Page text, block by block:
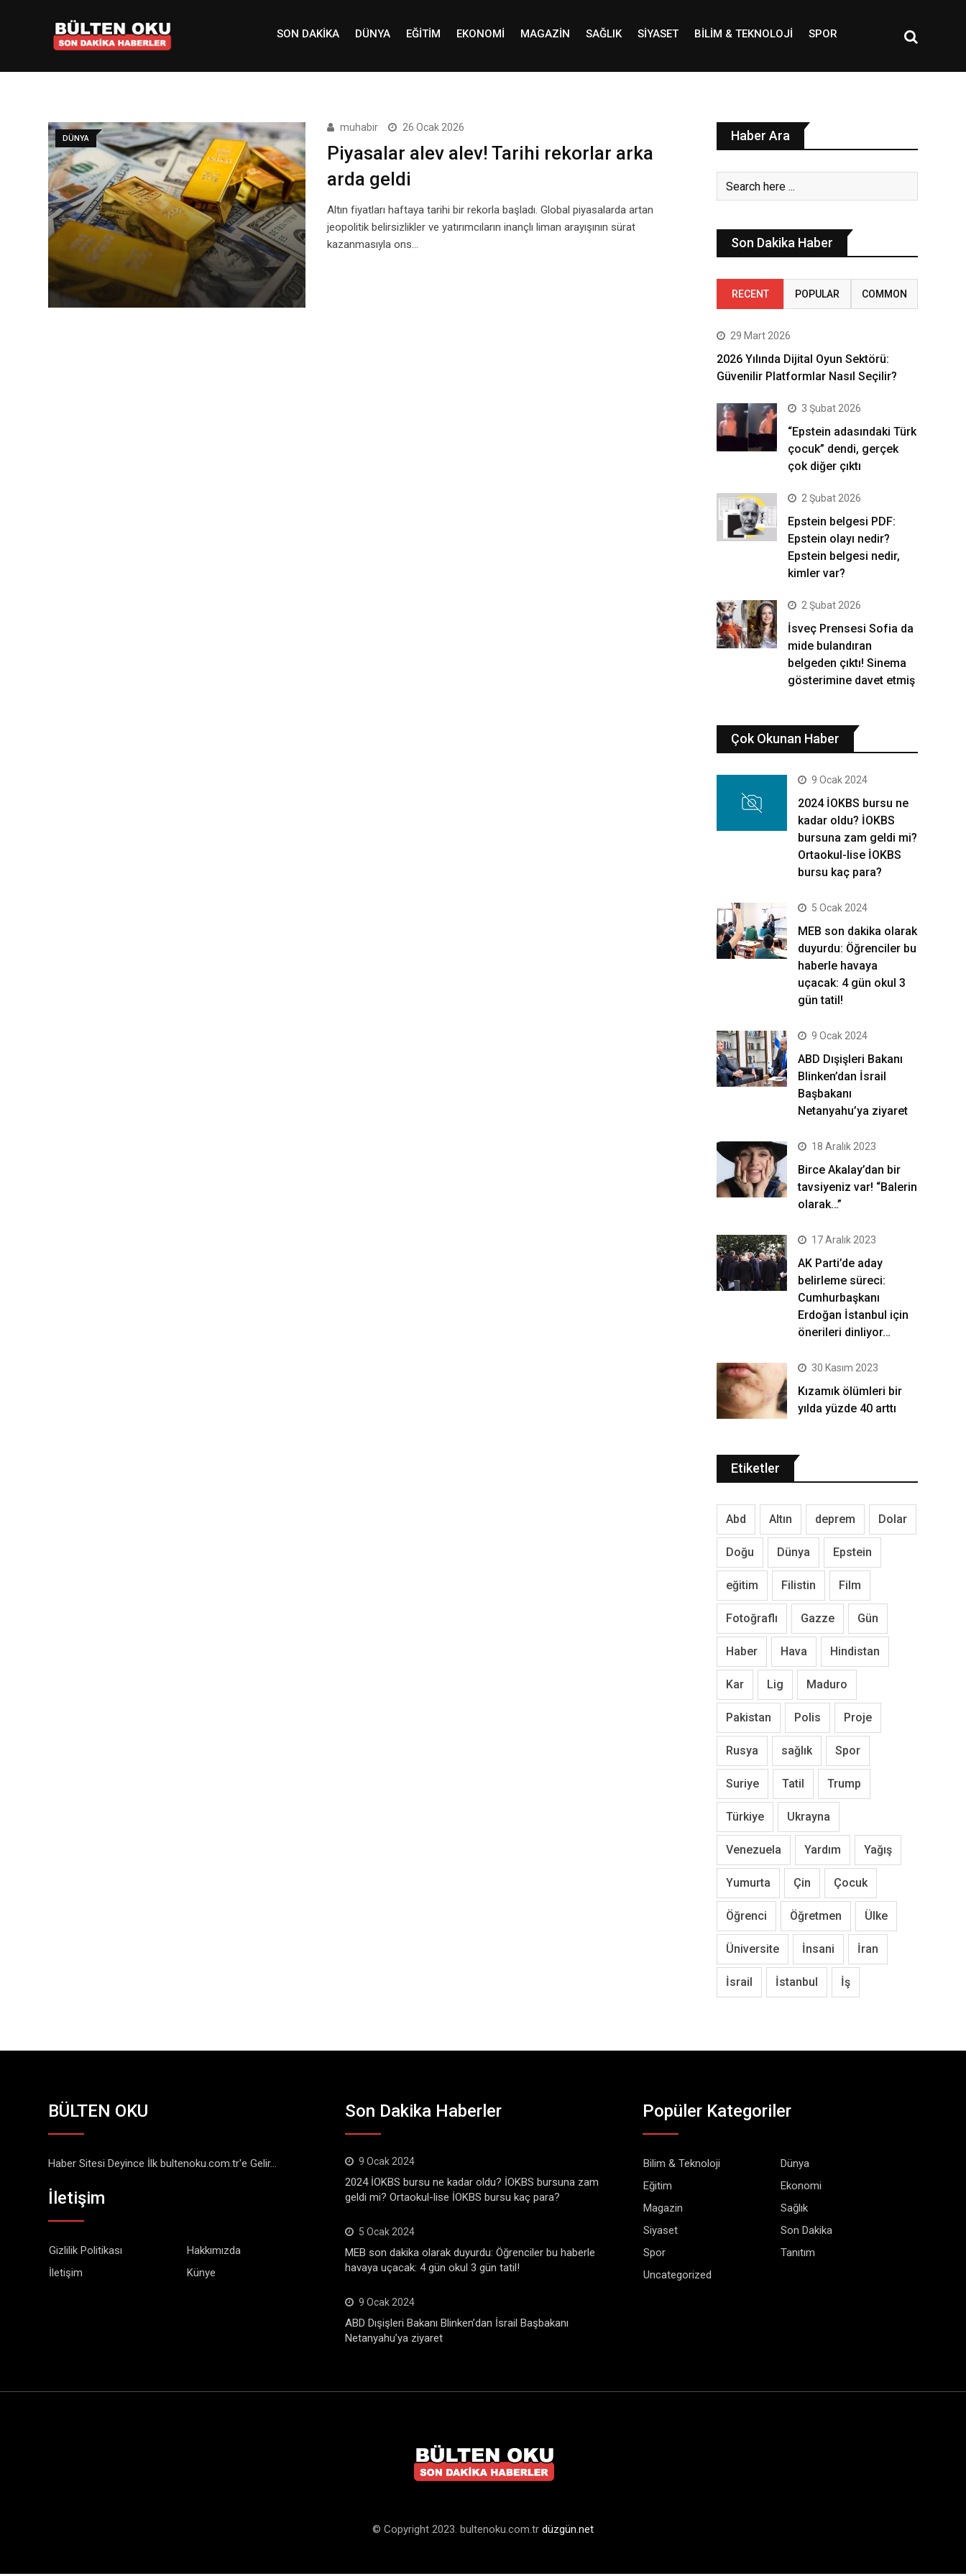
SON DAKIKA DÜNYA EĞITIM EKONOMI MAGAZIN SAĞLIK SIYASET BILIM & TEKNOLOJI SPOR
DÜNYA
muhabir 26 Ocak 2026
Piyasalar alev alev! Tarihi rekorlar arka
arda geldi
Altın fiyatları haftaya tarihi bir rekorla başladı. Global piyasalarda artan
jeopolitik belirsizlikler ve yatırımcıların inançlı liman arayışının sürat
kazanmasıyla ons…
Haber Ara
Son Dakika Haber
RECENT POPULAR COMMON
29 Mart 2026
2026 Yılında Dijital Oyun Sektörü:
Güvenilir Platformlar Nasıl Seçilir?
3 Şubat 2026
“Epstein adasındaki Türk
çocuk” dendi, gerçek
çok diğer çıktı
2 Şubat 2026
Epstein belgesi PDF:
Epstein olayı nedir?
Epstein belgesi nedir,
kimler var?
2 Şubat 2026
İsveç Prensesi Sofia da
mide bulandıran
belgeden çıktı! Sinema
gösterimine davet etmiş
Çok Okunan Haber
9 Ocak 2024
2024 İOKBS bursu ne
kadar oldu? İOKBS
bursuna zam geldi mi?
Ortaokul-lise İOKBS
bursu kaç para?
5 Ocak 2024
MEB son dakika olarak
duyurdu: Öğrenciler bu
haberle havaya
uçacak: 4 gün okul 3
gün tatil!
9 Ocak 2024
ABD Dışişleri Bakanı
Blinken’dan İsrail
Başbakanı
Netanyahu’ya ziyaret
18 Aralık 2023
Birce Akalay’dan bir
tavsiyeniz var! “Balerin
olarak…”
17 Aralık 2023
AK Parti’de aday
belirleme süreci:
Cumhurbaşkanı
Erdoğan İstanbul için
önerileri dinliyor…
30 Kasım 2023
Kızamık ölümleri bir
yılda yüzde 40 arttı
Etiketler
Abd Altın deprem Dolar
Doğu Dünya Epstein
eğitim Filistin Film
Fotoğraflı Gazze Gün
Haber Hava Hindistan
Kar Lig Maduro
Pakistan Polis Proje
Rusya sağlık Spor
Suriye Tatil Trump
Türkiye Ukrayna
Venezuela Yardım Yağış
Yumurta Çin Çocuk
Öğrenci Öğretmen Ülke
Üniversite İnsani İran
İsrail İstanbul İş
BÜLTEN OKU
Haber Sitesi Deyince İlk bultenoku.com.tr'e Gelir...
İletişim
Gizlilik Politikası
Hakkımızda
İletişim
Künye
Son Dakika Haberler
9 Ocak 2024
2024 İOKBS bursu ne kadar oldu? İOKBS bursuna zam
geldi mi? Ortaokul-lise İOKBS bursu kaç para?
5 Ocak 2024
MEB son dakika olarak duyurdu: Öğrenciler bu haberle
havaya uçacak: 4 gün okul 3 gün tatil!
9 Ocak 2024
ABD Dışişleri Bakanı Blinken’dan İsrail Başbakanı
Netanyahu’ya ziyaret
Popüler Kategoriler
Bilim & Teknoloji
Dünya
Eğitim
Ekonomi
Magazin
Sağlık
Siyaset
Son Dakika
Spor
Tanıtım
Uncategorized
© Copyright 2023. bultenoku.com.tr düzgün.net